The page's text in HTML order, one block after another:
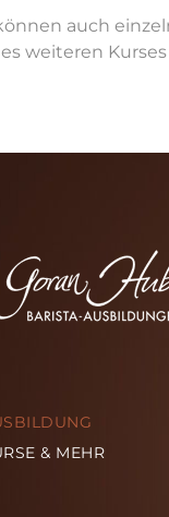
auch
weiteren
& MEHR